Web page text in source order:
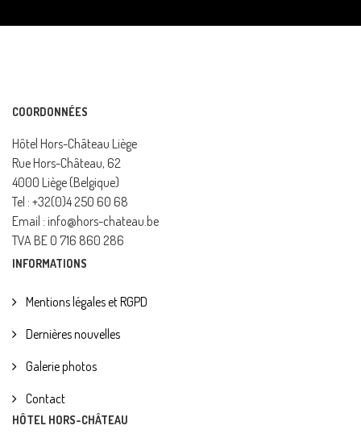
COORDONNÉES
Hôtel Hors-Château Liège
Rue Hors-Château, 62
4000 Liège (Belgique)
Tel : +32(0)4 250 60 68
Email : info@hors-chateau.be
TVA BE 0 716 860 286
INFORMATIONS
Mentions légales et RGPD
Dernières nouvelles
Galerie photos
Contact
HÔTEL HORS-CHÂTEAU